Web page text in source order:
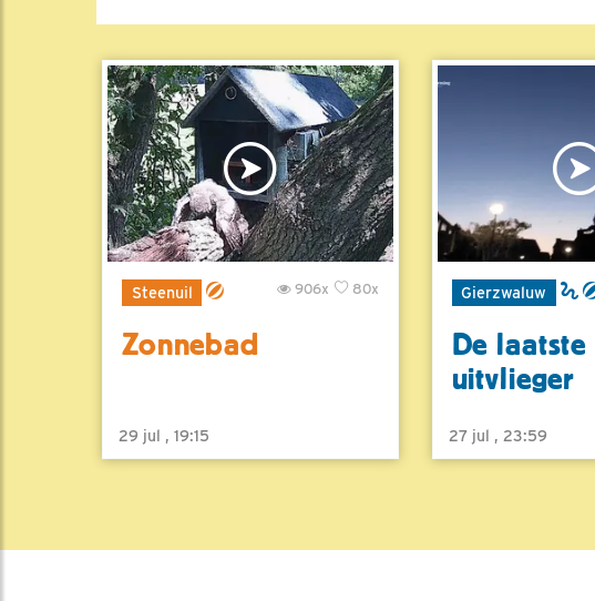
Steenuil 80x
906x
Zonnebad
29 jul , 19:15
Gierzwaluw
De laatste
uitvlieger
27 jul , 23:59